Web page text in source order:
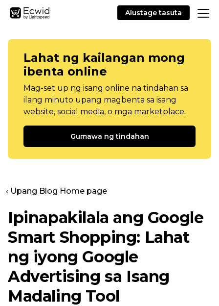
Alustage tasuta
Lahat ng kailangan mong
ibenta online
Mag-set up ng isang online na tindahan sa
ilang minuto upang magbenta sa isang
website, social media, o mga marketplace.
Gumawa ng tindahan
‹ Upang Blog Home page
Ipinapakilala ang Google
Smart Shopping: Lahat
ng iyong Google
Advertising sa Isang
Madaling Tool